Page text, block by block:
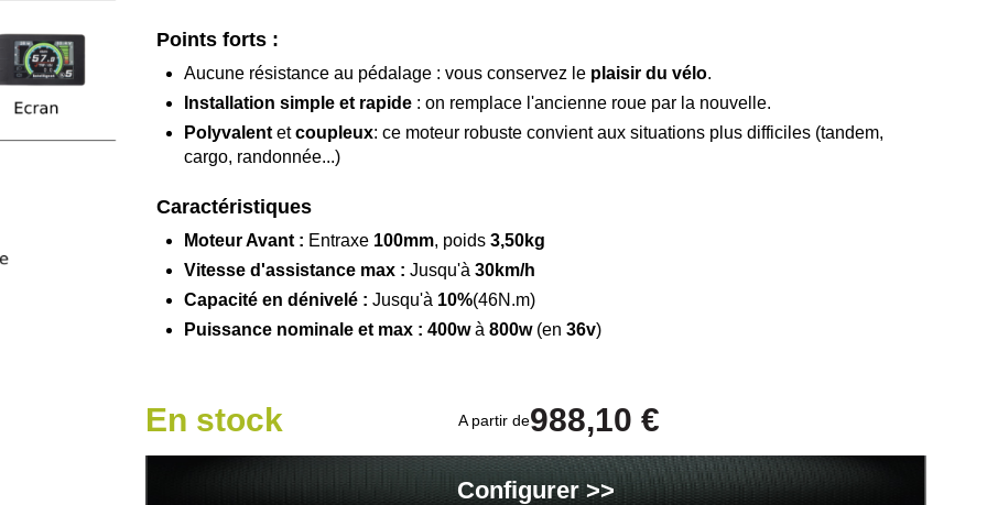
Points forts :
Aucune résistance au pédalage : vous conservez le plaisir du vélo.
Installation simple et rapide: on remplace l'ancienne roue par la nouvelle.
Polyvalentet coupleux: ce moteur robuste convient aux situations plus difficiles (tandem,
cargo, randonnée...)
Caractéristiques
Moteur Avant : Entraxe 100mm, poids 3,50kg
Vitesse d'assistance max : Jusqu'à 30km/h
Capacité en dénivelé : Jusqu'à 10%(46N.m)
Puissance nominale et max : 400wà 800w(en 36v)
En stock A partir de988,10 €
Configurer >>